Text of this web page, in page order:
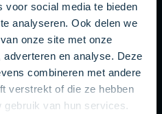
voor social media te bieden
analyseren. Ook delen we
onze site met onze
en analyse. Deze
combineren met andere
verstrekt of die ze hebben
van hun services.
naar de meest